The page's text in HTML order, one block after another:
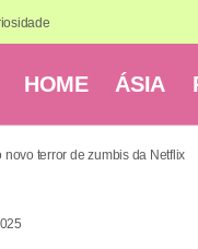
HOME ÁSIA
novo terror de zumbis da Netflix